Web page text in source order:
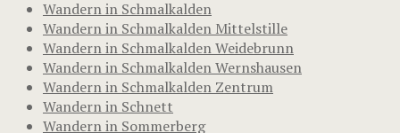
Wandern in Schmalkalden
Wandern in Schmalkalden Mittelstille
Wandern in Schmalkalden Weidebrunn
Wandern in Schmalkalden Wernshausen
Wandern in Schmalkalden Zentrum
Wandern in Schnett
Wandern in Sommerberg